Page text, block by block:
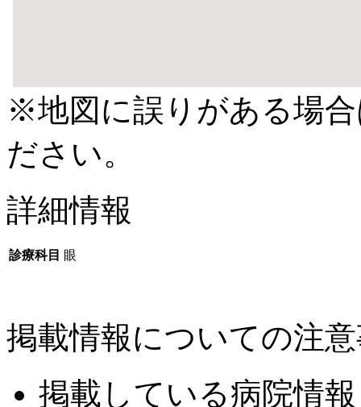
※地図に誤りがある場
ださい。
詳細情報
診療科目 眼
掲載情報についての注
掲載している病院情